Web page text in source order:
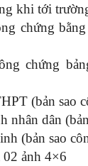
khi tới
chứng
chứng
(bản sao
nhân dân
(bản sao
ảnh 4×6